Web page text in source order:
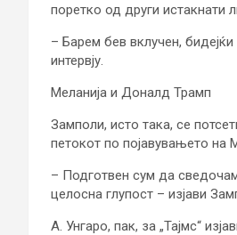
поретко од други истакнати
– Барем бев вклучен,
интервју.
Меланија и Доналд Трамп
Замполи, исто така, се
петокот по појавувањето на
– Подготвен сум да
целосна глупост – изјави
А. Унгаро, пак, за „Тајмс“